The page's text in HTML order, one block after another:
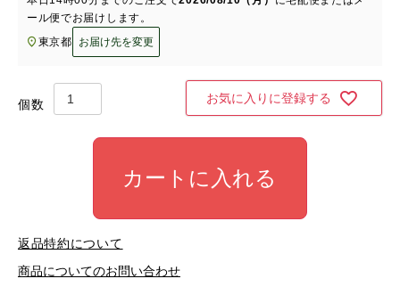
ール便でお届けします。
東京都
お届け先を変更
お気に入りに登録する
カートに入れる
返品特約について
商品についてのお問い合わせ